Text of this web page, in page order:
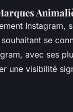
Instagram,
se
avec ses
une visibilité